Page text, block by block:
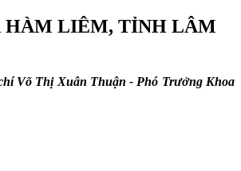
HÀM LIÊM, TỈNH LÂM
Võ Thị Xuân Thuận - Phó Trưởng Khoa